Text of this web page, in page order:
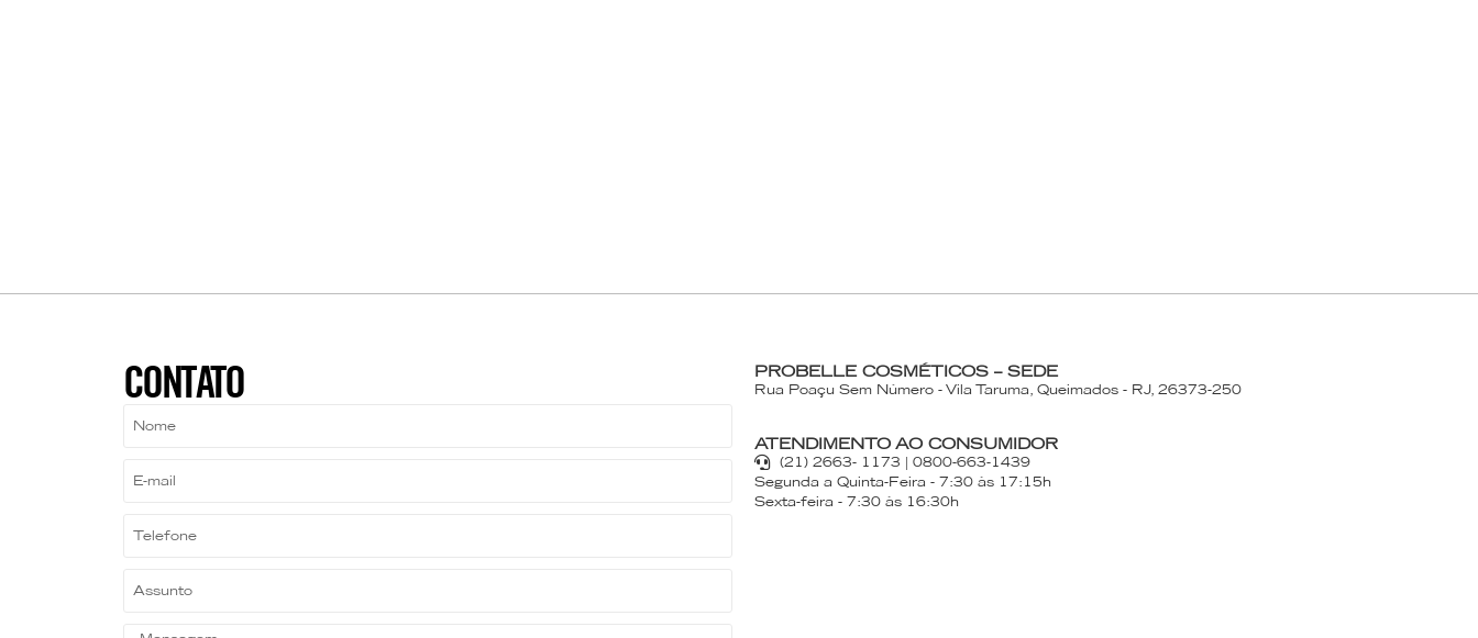
CONTATO PROBELLE COSMÉTICOS – SEDE
Rua Poaçu Sem Número - Vila Taruma, Queimados - RJ, 26373-250
ATENDIMENTO AO CONSUMIDOR
(21) 2663- 1173 | 0800-663-1439
Segunda a Quinta-Feira - 7:30 às 17:15h
Sexta-feira - 7:30 às 16:30h